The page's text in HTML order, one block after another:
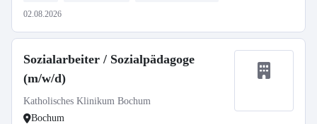
02.08.2026
Sozialarbeiter / Sozialpädagoge
(m/w/d)
Katholisches Klinikum Bochum
Bochum